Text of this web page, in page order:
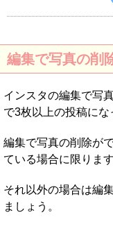
編集で写真の削
インスタの編集で写
で3枚以上の投稿にな
編集で写真の削除が
ている場合に限ります
それ以外の場合は編
ましょう。